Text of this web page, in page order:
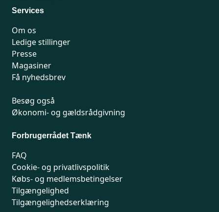
Services
Om os
Ledige stillinger
Presse
Magasiner
Få nyhedsbrev
Besøg også
Økonomi- og gældsrådgivning
Forbrugerrådet Tænk
FAQ
Cookie- og privatlivspolitik
Købs- og medlemsbetingelser
Tilgængelighed
Tilgængelighedserklæring